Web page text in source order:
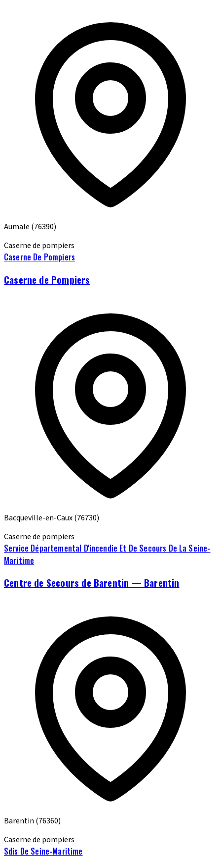
Aumale (76390)
Caserne de pompiers
Caserne De Pompiers
Caserne de Pompiers
Bacqueville-en-Caux(76730)
Caserne de pompiers
Service Départemental D'incendie Et De Secours De La Seine-
Maritime
Centre de Secours de Barentin — Barentin
Barentin (76360)
Caserne de pompiers
Sdis De Seine-Maritime